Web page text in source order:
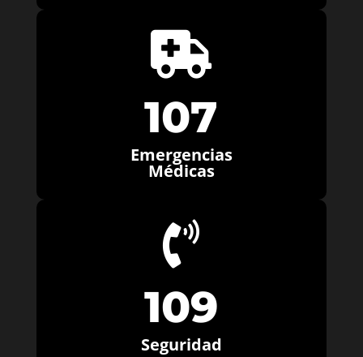

107
Emergencias
Médicas

109
Seguridad